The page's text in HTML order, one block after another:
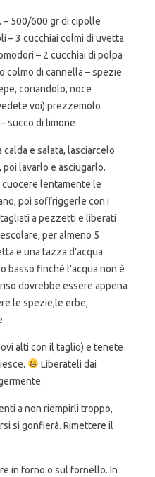
– 500/600 gr di cipolle
– 3 cucchiai colmi di uvetta
– 2 cucchiai di polpa
colmo di cannella – spezie
coriandolo, noce
voi) prezzemolo
succo di limone
e salata, lasciarcelo
lavarlo e asciugarlo.
cuocere lentamente le
poi soffriggerle con i
a pezzetti e liberati
per almeno 5
e una tazza d’acqua
basso finché l’acqua non è
dovrebbe essere appena
le spezie,le erbe,
alti con il taglio) e tenete
Liberateli dai
a non riempirli troppo,
si gonfierà. Rimettere il
in forno o sul fornello. In